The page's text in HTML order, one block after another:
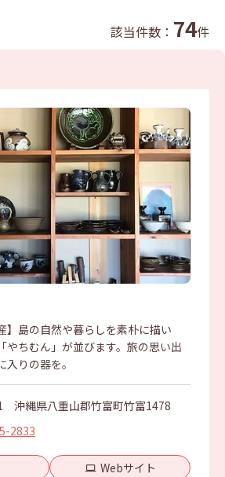
該当件数： 74件
】島の自然や暮らしを素朴に描い
やちむん」が並びます。旅の思い出
りの器を。
沖縄県八重山郡竹富町竹富1478
2833
Webサイト